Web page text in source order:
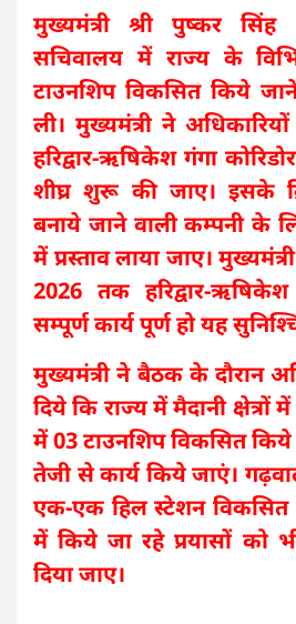
मुख्यमंत्री श्री पुष्कर
सचिवालय में राज्य के
टाउनशिप विकसित किये
ली। मुख्यमंत्री ने
हरिद्वार-ऋषिकेश गंगा
शीघ्र शुरू की जाए। इसके
बनाये जाने वाली कम्पनी के
में प्रस्ताव लाया जाए।
2026 तक हरिद्वार-
सम्पूर्ण कार्य पूर्ण हो यह
मुख्यमंत्री ने बैठक के दौरान
दिये कि राज्य में मैदानी क्षेत्रों में
में 03 टाउनशिप विकसित
तेजी से कार्य किये जाएं।
एक-एक हिल स्टेशन विकसित
में किये जा रहे प्रयासों को
दिया जाए।